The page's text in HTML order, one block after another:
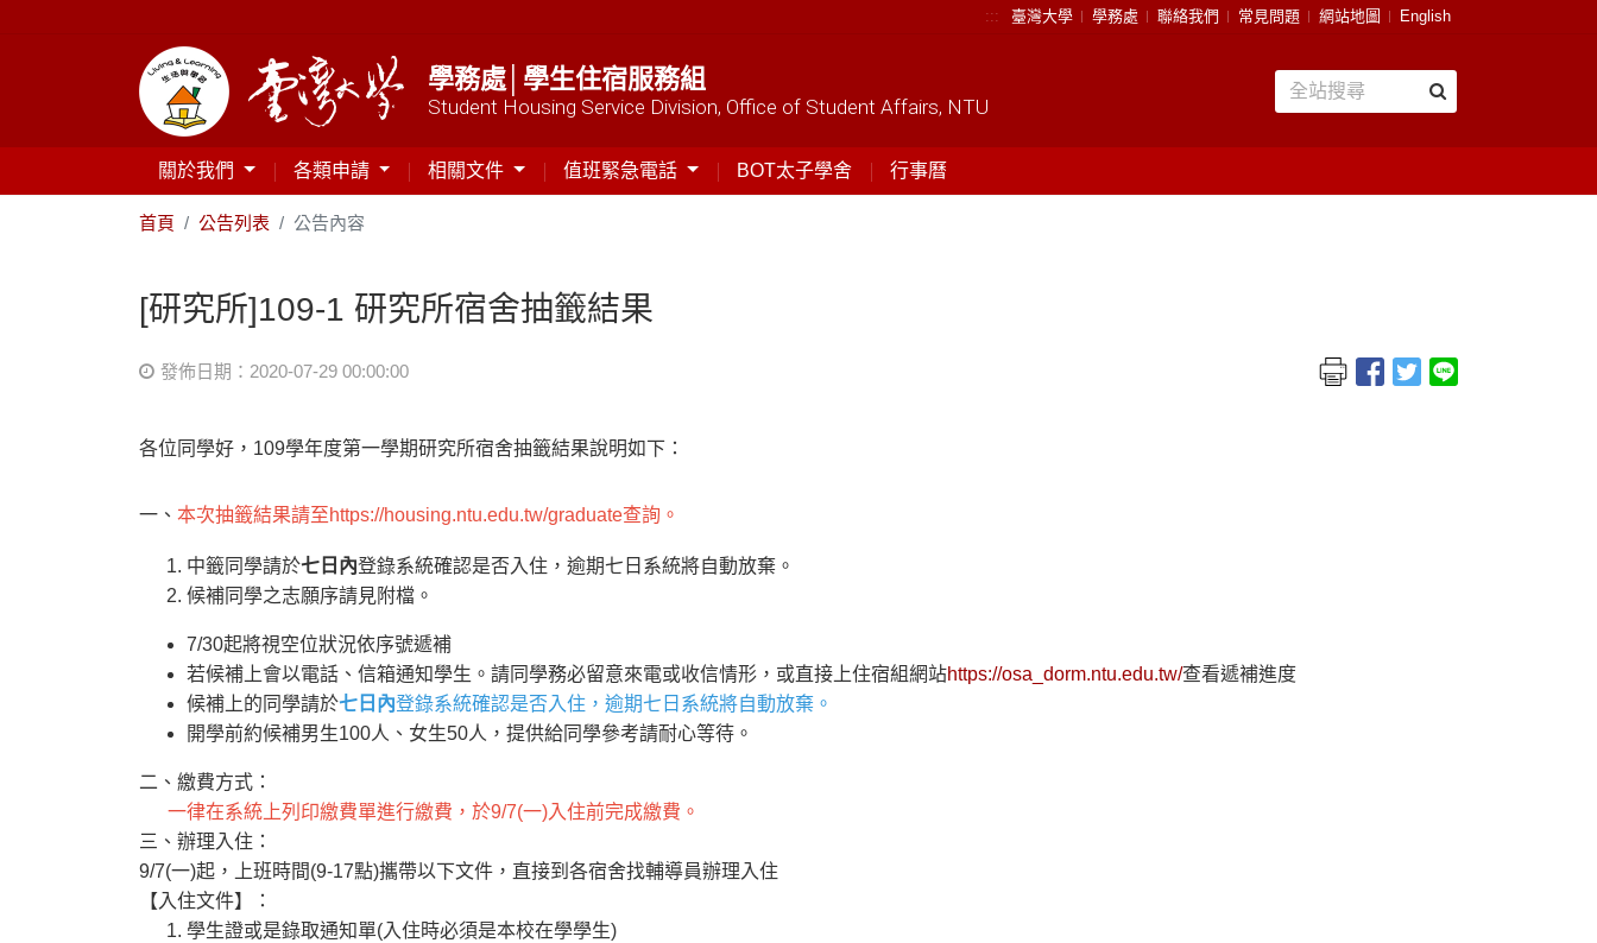
::: 臺灣大學 學務處 聯絡我們 常見問題 網站地圖 English
學務處│學生住宿服務組
Student Housing Service Division, Office of Student Affairs, NTU
關於我們 各類申請 相關文件 值班緊急電話 BOT太子學舍 行事曆
首頁 公告列表 公告內容
[研究所]109-1 研究所宿舍抽籤結果
發佈日期：2020-07-29 00:00:00
各位同學好，109學年度第一學期研究所宿舍抽籤結果說明如下：
一、 本次抽籤結果請至https://housing.ntu.edu.tw/graduate查詢。
中籤同學請於七日內登錄系統確認是否入住，逾期七日系統將自動放棄。
候補同學之志願序請見附檔。
7/30起將視空位狀況依序號遞補
若候補上會以電話、信箱通知學生。請同學務必留意來電或收信情形，或直接上住宿組網站https://osa_dorm.ntu.edu.tw/查看遞補進度
候補上的同學請於七日內登錄系統確認是否入住，逾期七日系統將自動放棄。
開學前約候補男生100人、女生50人，提供給同學參考請耐心等待。
二、繳費方式：
一律在系統上列印繳費單進行繳費，於9/7(一)入住前完成繳費。
三、辦理入住：
9/7(一)起，上班時間(9-17點)攜帶以下文件，直接到各宿舍找輔導員辦理入住
【入住文件】：
學生證或是錄取通知單(入住時必須是本校在學學生)